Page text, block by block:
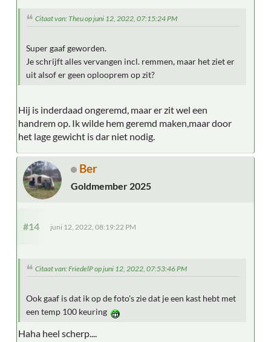
Citaat van: Theu op juni 12, 2022, 07:15:24 PM
Super gaaf geworden.
Je schrijft alles vervangen incl. remmen, maar het ziet er
uit alsof er geen oplooprem op zit?
Hij is inderdaad ongeremd, maar er zit wel een
handrem op. Ik wilde hem geremd maken,maar door
het lage gewicht is dar niet nodig.
Ber
Goldmember 2025
#14 juni 12, 2022, 08:19:22 PM
Citaat van: FriedelP op juni 12, 2022, 07:53:46 PM
Ook gaaf is dat ik op de foto's zie dat je een kast hebt met
een temp 100 keuring
Haha heel scherp....